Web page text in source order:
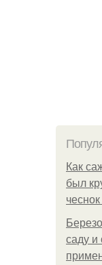
Как
был
саду и